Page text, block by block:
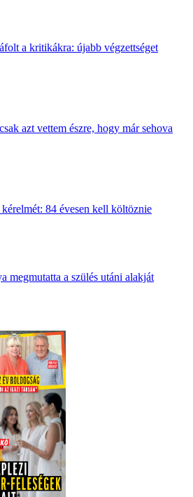
a kritikákra: újabb végzettséget
azt vettem észre, hogy már sehova
84 évesen kell költöznie
megmutatta a szülés utáni alakját